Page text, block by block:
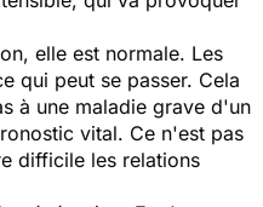
elle est normale. Les
qui peut se passer. Cela
à une maladie grave d'un
vital. Ce n'est pas
difficile les relations